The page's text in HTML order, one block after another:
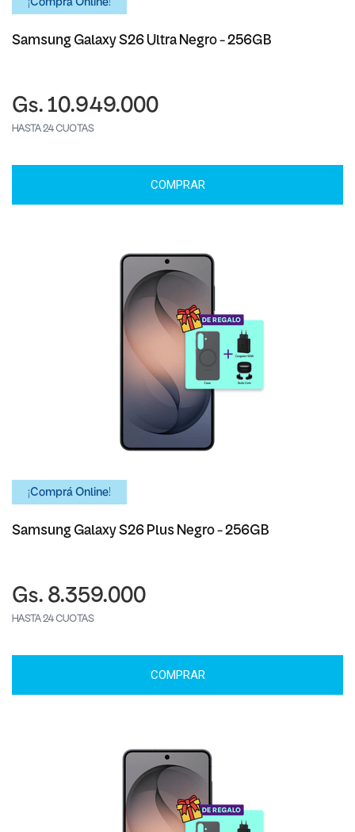
¡Comprá Online!
Samsung Galaxy S26 Ultra Negro - 256GB
Gs. 10.949.000
HASTA 24 CUOTAS
COMPRAR
¡Comprá Online!
Samsung Galaxy S26 Plus Negro - 256GB
Gs. 8.359.000
HASTA 24 CUOTAS
COMPRAR